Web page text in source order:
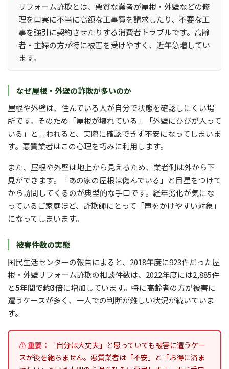
リフォーム詐欺とは、悪質な業者が屋根・外壁などの修
理を口実に不当に高額な工事費を請求したり、不要な工
事を強引に契約させたりする消費者トラブルです。高齢
者・主婦の方が特に被害を受けやすく、近年急増してい
ます。
なぜ屋根・外壁の詐欺が多いのか
屋根や外壁は、住んでいる人が自分で状態を確認しにくい場
所です。そのため「屋根が壊れている」「外壁にひびが入って
いる」と言われると、実際に確認できず不安になってしまいま
す。悪質業者はこの心理を巧みに利用します。
また、屋根や外壁は地上から見えるため、業者側は外から下
見ができます。「あの家の屋根は傷んでいる」と目星をつけて
から訪問してくるのが典型的な手口です。経年劣化が気にな
っているご家庭ほど、詐欺師にとって「声をかけやすい対象」
になってしまいます。
被害件数の実態
国民生活センターの報告によると、2018年度に923件だった屋
根・外壁リフォーム詐欺の相談件数は、2022年度には2,885件
と5年間で約3倍に増加しています。特に高齢者の方が被害に
遭うケースが多く、一人での判断が難しい状況が続いていま
す。
⚠ 重要：
「自分は大丈夫」と思っていても被害に遭うケー
スが後を絶ちません。悪質業者は「不安」と「お得に済ま